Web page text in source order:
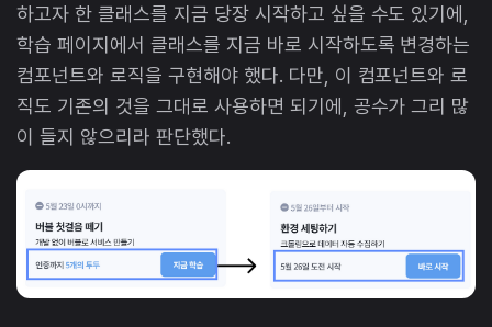
하고자 한 클래스를 지금 당장 시작하고 싶을 수도 있기에,
학습 페이지에서 클래스를 지금 바로 시작하도록 변경하는
컴포넌트와 로직을 구현해야 했다. 다만, 이 컴포넌트와 로
직도 기존의 것을 그대로 사용하면 되기에, 공수가 그리 많
이 들지 않으리라 판단했다.